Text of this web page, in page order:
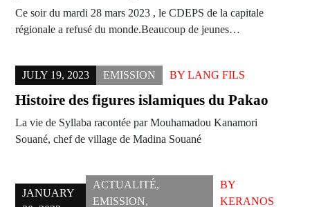
Ce soir du mardi 28 mars 2023 , le CDEPS de la capitale
régionale a refusé du monde.Beaucoup de jeunes…
JULY 19, 2023 EMISSION BY LANG FILS
Histoire des figures islamiques du Pakao
La vie de Syllaba racontée par Mouhamadou Kanamori
Souané, chef de village de Madina Souané
JANUARY
ACTUALITÉ,
EMISSION,
BY
KERANOS